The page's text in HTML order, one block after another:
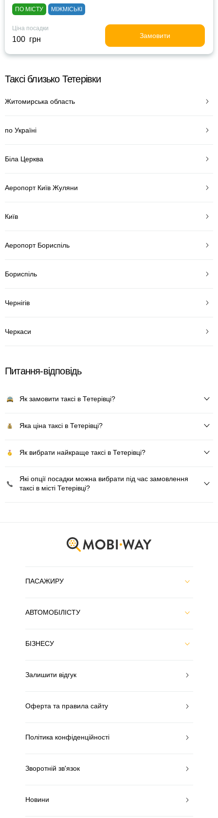
ПО МІСТУ МІЖМІСЬКІ
Ціна посадки
100 грн Замовити
Таксі близько Тетерівки
Житомирська область
по Україні
Біла Церква
Аеропорт Київ Жуляни
Київ
Аеропорт Бориспіль
Бориспіль
Чернігів
Черкаси
Питання-відповідь
Як замовити таксі в Тетерівці?
Яка ціна таксі в Тетерівці?
Як вибрати найкраще таксі в Тетерівці?
Які опції посадки можна вибрати під час замовлення
таксі в місті Тетерівці?
ПАСАЖИРУ
АВТОМОБІЛІСТУ
БІЗНЕСУ
Залишити відгук
Оферта та правила сайту
Політика конфіденційності
Зворотній зв'язок
Новини